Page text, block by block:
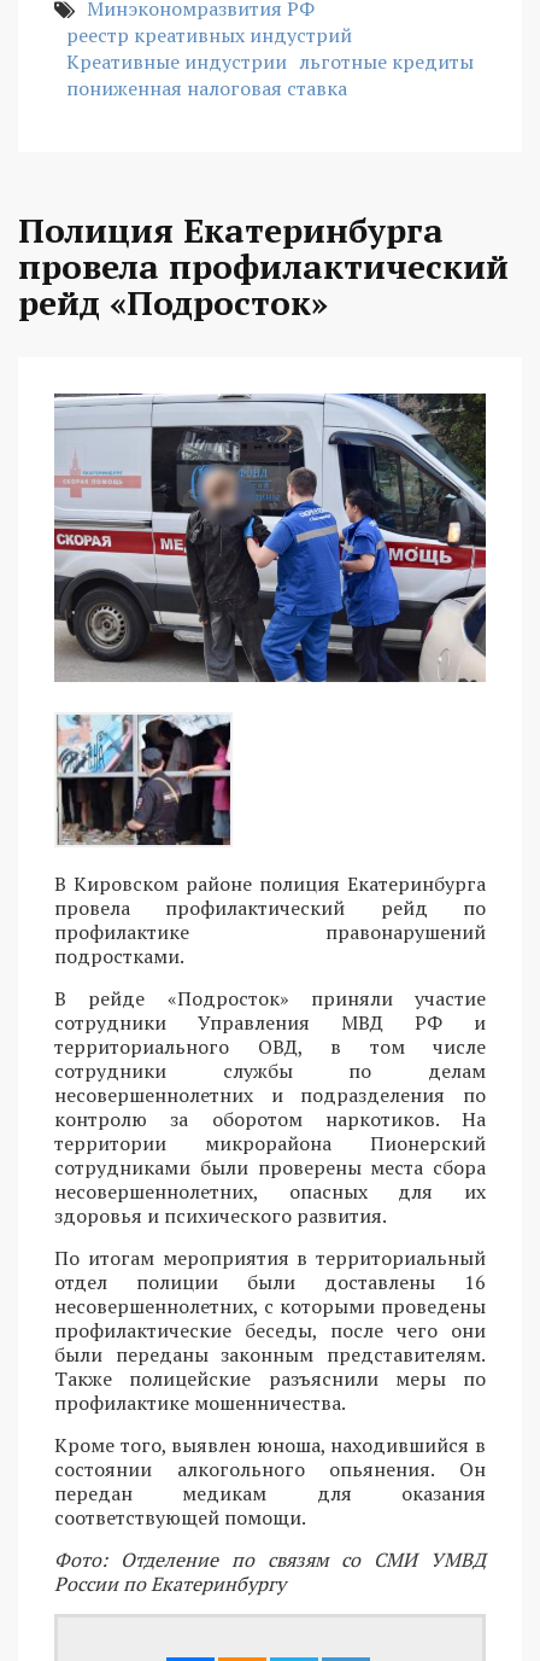
Минэкономразвития РФ
реестр креативных индустрий
Креативные индустрии льготные кредиты
пониженная налоговая ставка
Полиция Екатеринбурга
провела профилактический
рейд «Подросток»
В Кировском районе полиция Екатеринбурга
провела профилактический рейд по
профилактике правонарушений
подростками.
В рейде «Подросток» приняли участие
сотрудники Управления МВД РФ и
территориального ОВД, в том числе
сотрудники службы по делам
несовершеннолетних и подразделения по
контролю за оборотом наркотиков. На
территории микрорайона Пионерский
сотрудниками были проверены места сбора
несовершеннолетних, опасных для их
здоровья и психического развития.
По итогам мероприятия в территориальный
отдел полиции были доставлены 16
несовершеннолетних, с которыми проведены
профилактические беседы, после чего они
были переданы законным представителям.
Также полицейские разъяснили меры по
профилактике мошенничества.
Кроме того, выявлен юноша, находившийся в
состоянии алкогольного опьянения. Он
передан медикам для оказания
соответствующей помощи.
Фото: Отделение по связям со СМИ УМВД
России по Екатеринбургу